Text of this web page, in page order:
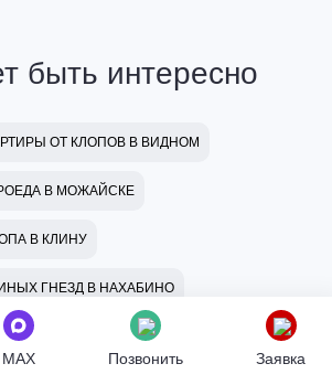
быть интересно
ОТ КЛОПОВ В ВИДНОМ
В МОЖАЙСКЕ
В КЛИНУ
ГНЕЗД В НАХАБИНО
MAX Позвонить Заявка